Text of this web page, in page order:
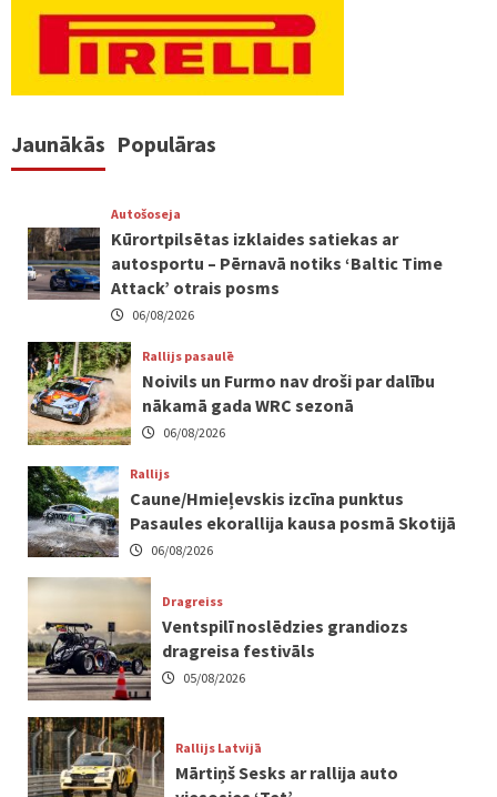
Jaunākās Populāras
Autošoseja
Kūrortpilsētas izklaides satiekas ar
autosportu – Pērnavā notiks ‘Baltic Time
Attack’ otrais posms
06/08/2026
Rallijs pasaulē
Noivils un Furmo nav droši par dalību
nākamā gada WRC sezonā
06/08/2026
Rallijs
Caune/Hmieļevskis izcīna punktus
Pasaules ekorallija kausa posmā Skotijā
06/08/2026
Dragreiss
Ventspilī noslēdzies grandiozs
dragreisa festivāls
05/08/2026
Rallijs Latvijā
Mārtiņš Sesks ar rallija auto